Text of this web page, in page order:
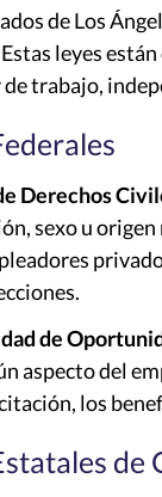
de Los
leyes
de trabajo,
Derechos
sexo u origen
de
aspecto del
los
de